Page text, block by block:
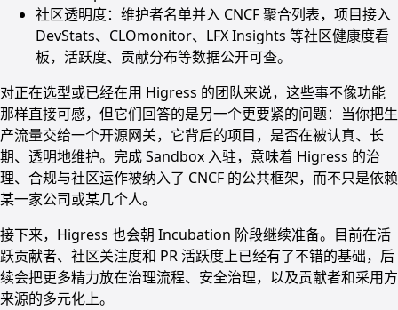
社区透明度：维护者名单并入 CNCF 聚合列表，项目接入
DevStats、CLOmonitor、LFX Insights 等社区健康度看
板，活跃度、贡献分布等数据公开可查。
对正在选型或已经在用 Higress 的团队来说，这些事不像功能
那样直接可感，但它们回答的是另一个更要紧的问题：当你把生
产流量交给一个开源网关，它背后的项目，是否在被认真、长
期、透明地维护。完成 Sandbox 入驻，意味着 Higress 的治
理、合规与社区运作被纳入了 CNCF 的公共框架，而不只是依赖
某一家公司或某几个人。
接下来，Higress 也会朝 Incubation 阶段继续准备。目前在活
跃贡献者、社区关注度和 PR 活跃度上已经有了不错的基础，后
续会把更多精力放在治理流程、安全治理，以及贡献者和采用方
来源的多元化上。